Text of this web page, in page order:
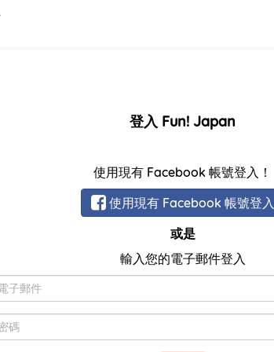
登入 Fun! Japan
使用現有 Facebook 帳號登入！
使用現有 Facebook 帳號登入
或是
輸入您的電子郵件登入
子
郵
碼